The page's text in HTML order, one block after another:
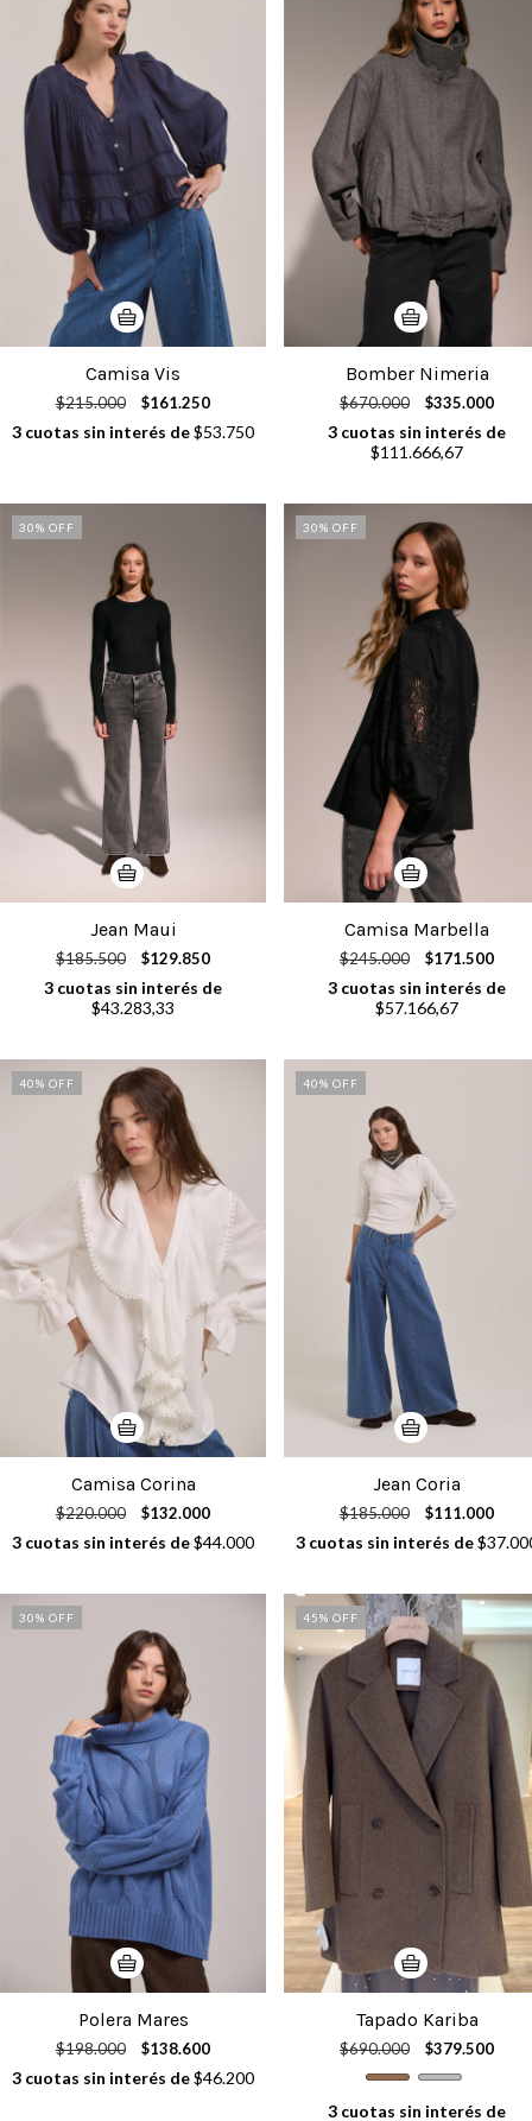
Camisa Vis
$215.000 $161.250
3 cuotas sin interés de$53.750
Bomber Nimeria
$670.000 $335.000
3 cuotas sin interés de
$111.666,67
30% OFF
Jean Maui
$185.500 $129.850
3 cuotas sin interés de
$43.283,33
30% OFF
Camisa Marbella
$245.000 $171.500
3 cuotas sin interés de
$57.166,67
40% OFF
Camisa Corina
$220.000 $132.000
3 cuotas sin interés de$44.000
40% OFF
Jean Coria
$185.000 $111.000
3 cuotas sin interés de
30% OFF
Polera Mares
$198.000 $138.600
3 cuotas sin interés de$46.200
45% OFF
Tapado Kariba
$690.000 $379.500
3 cuotas sin interés de